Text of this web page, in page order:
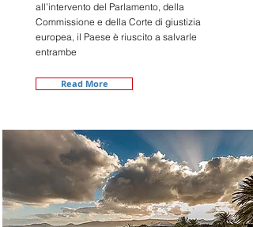
all’intervento del Parlamento, della
Commissione e della Corte di giustizia
europea, il Paese è riuscito a salvarle
entrambe
Read More